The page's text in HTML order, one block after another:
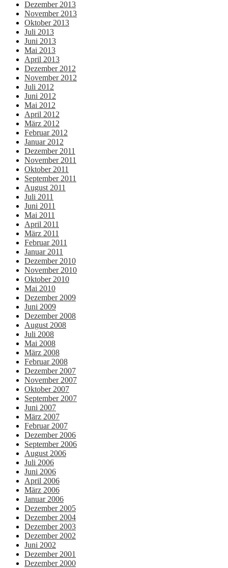
Dezember 2013
November 2013
Oktober 2013
Juli 2013
Juni 2013
Mai 2013
April 2013
Dezember 2012
November 2012
Juli 2012
Juni 2012
Mai 2012
April 2012
März 2012
Februar 2012
Januar 2012
Dezember 2011
November 2011
Oktober 2011
September 2011
August 2011
Juli 2011
Juni 2011
Mai 2011
April 2011
März 2011
Februar 2011
Januar 2011
Dezember 2010
November 2010
Oktober 2010
Mai 2010
Dezember 2009
Juni 2009
Dezember 2008
August 2008
Juli 2008
Mai 2008
März 2008
Februar 2008
Dezember 2007
November 2007
Oktober 2007
September 2007
Juni 2007
März 2007
Februar 2007
Dezember 2006
September 2006
August 2006
Juli 2006
Juni 2006
April 2006
März 2006
Januar 2006
Dezember 2005
Dezember 2004
Dezember 2003
Dezember 2002
Juni 2002
Dezember 2001
Dezember 2000